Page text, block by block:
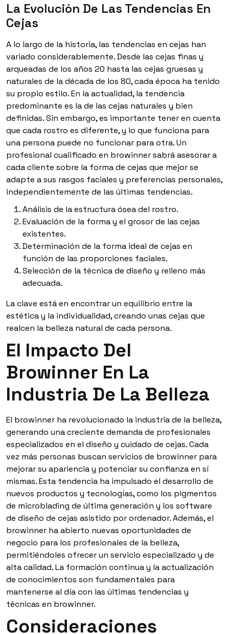
La Evolución De Las Tendencias En
Cejas
A lo largo de la historia, las tendencias en cejas han
variado considerablemente. Desde las cejas finas y
arqueadas de los años 20 hasta las cejas gruesas y
naturales de la década de los 80, cada época ha tenido
su propio estilo. En la actualidad, la tendencia
predominante es la de las cejas naturales y bien
definidas. Sin embargo, es importante tener en cuenta
que cada rostro es diferente, y lo que funciona para
una persona puede no funcionar para otra. Un
profesional cualificado en browinner sabrá asesorar a
cada cliente sobre la forma de cejas que mejor se
adapte a sus rasgos faciales y preferencias personales,
independientemente de las últimas tendencias.
Análisis de la estructura ósea del rostro.
Evaluación de la forma y el grosor de las cejas
existentes.
Determinación de la forma ideal de cejas en
función de las proporciones faciales.
Selección de la técnica de diseño y relleno más
adecuada.
La clave está en encontrar un equilibrio entre la
estética y la individualidad, creando unas cejas que
realcen la belleza natural de cada persona.
El Impacto Del
Browinner En La
Industria De La Belleza
El browinner ha revolucionado la industria de la belleza,
generando una creciente demanda de profesionales
especializados en el diseño y cuidado de cejas. Cada
vez más personas buscan servicios de browinner para
mejorar su apariencia y potenciar su confianza en sí
mismas. Esta tendencia ha impulsado el desarrollo de
nuevos productos y tecnologías, como los pigmentos
de microblading de última generación y los software
de diseño de cejas asistido por ordenador. Además, el
browinner ha abierto nuevas oportunidades de
negocio para los profesionales de la belleza,
permitiéndoles ofrecer un servicio especializado y de
alta calidad. La formación continua y la actualización
de conocimientos son fundamentales para
mantenerse al día con las últimas tendencias y
técnicas en browinner.
Consideraciones